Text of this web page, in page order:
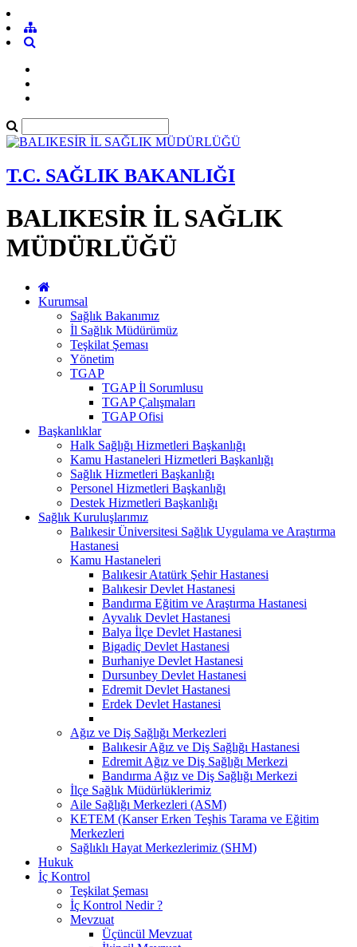
T.C. SAĞLIK BAKANLIĞI
BALIKESİR İL SAĞLIK
MÜDÜRLÜĞÜ
Kurumsal
Sağlık Bakanımız
İl Sağlık Müdürümüz
Teşkilat Şeması
Yönetim
TGAP
TGAP İl Sorumlusu
TGAP Çalışmaları
TGAP Ofisi
Başkanlıklar
Halk Sağlığı Hizmetleri Başkanlığı
Kamu Hastaneleri Hizmetleri Başkanlığı
Sağlık Hizmetleri Başkanlığı
Personel Hizmetleri Başkanlığı
Destek Hizmetleri Başkanlığı
Sağlık Kuruluşlarımız
Balıkesir Üniversitesi Sağlık Uygulama ve Araştırma
Hastanesi
Kamu Hastaneleri
Balıkesir Atatürk Şehir Hastanesi
Balıkesir Devlet Hastanesi
Bandırma Eğitim ve Araştırma Hastanesi
Ayvalık Devlet Hastanesi
Balya İlçe Devlet Hastanesi
Bigadiç Devlet Hastanesi
Burhaniye Devlet Hastanesi
Dursunbey Devlet Hastanesi
Edremit Devlet Hastanesi
Erdek Devlet Hastanesi
Ağız ve Diş Sağlığı Merkezleri
Balıkesir Ağız ve Diş Sağlığı Hastanesi
Edremit Ağız ve Diş Sağlığı Merkezi
Bandırma Ağız ve Diş Sağlığı Merkezi
İlçe Sağlık Müdürlüklerimiz
Aile Sağlığı Merkezleri (ASM)
KETEM (Kanser Erken Teşhis Tarama ve Eğitim
Merkezleri
Sağlıklı Hayat Merkezlerimiz (SHM)
Hukuk
İç Kontrol
Teşkilat Şeması
İç Kontrol Nedir ?
Mevzuat
Üçüncül Mevzuat